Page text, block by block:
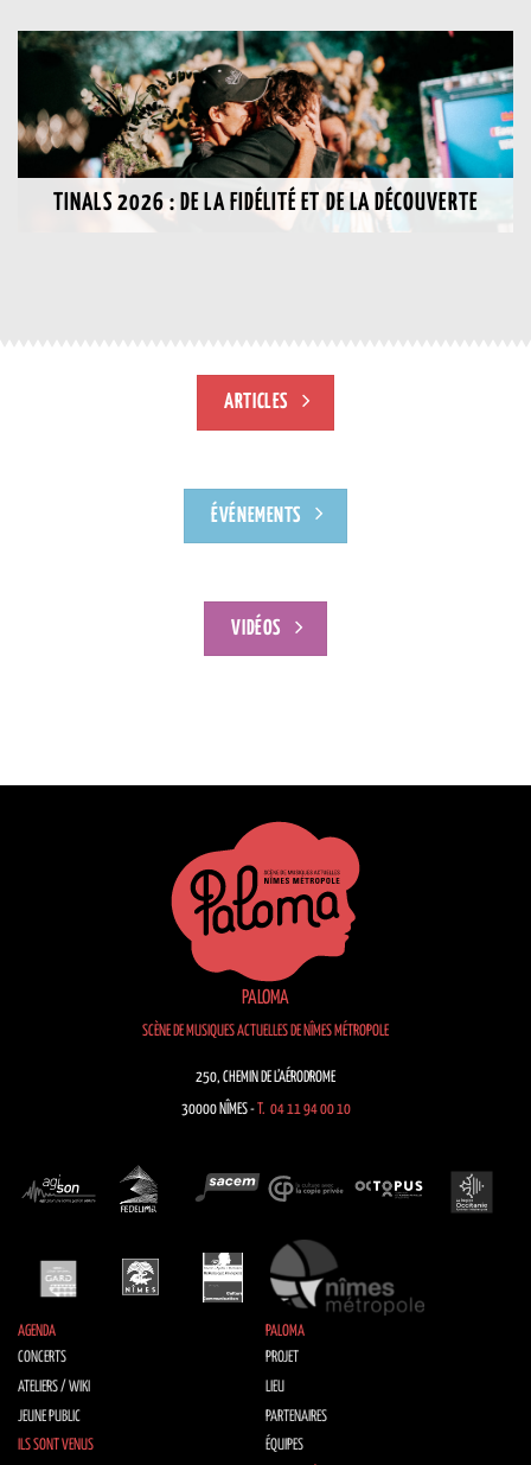
TINALS 2026 : DE LA FIDÉLITÉ ET DE LA DÉCOUVERTE
ARTICLES
ÉVÉNEMENTS
VIDÉOS
PALOMA
SCÈNE DE MUSIQUES ACTUELLES DE NÎMES MÉTROPOLE
250, CHEMIN DE L’AÉRODROME
30000 NÎMES -T. 04 11 94 00 10
AGENDA
CONCERTS
ATELIERS / WIKI
JEUNE PUBLIC
ILS SONT VENUS
PALOMA
PROJET
LIEU
PARTENAIRES
ÉQUIPES